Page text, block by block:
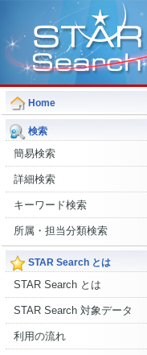
Home
検索
簡易検索
詳細検索
キーワード検索
所属・担当分類検索
STAR Search とは
STAR Search とは
STAR Search 対象データ
利用の流れ